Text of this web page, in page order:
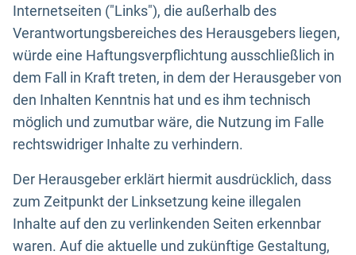
Internetseiten ("Links"), die außerhalb des
Verantwortungsbereiches des Herausgebers liegen,
würde eine Haftungsverpflichtung ausschließlich in
dem Fall in Kraft treten, in dem der Herausgeber von
den Inhalten Kenntnis hat und es ihm technisch
möglich und zumutbar wäre, die Nutzung im Falle
rechtswidriger Inhalte zu verhindern.
Der Herausgeber erklärt hiermit ausdrücklich, dass
zum Zeitpunkt der Linksetzung keine illegalen
Inhalte auf den zu verlinkenden Seiten erkennbar
waren. Auf die aktuelle und zukünftige Gestaltung,